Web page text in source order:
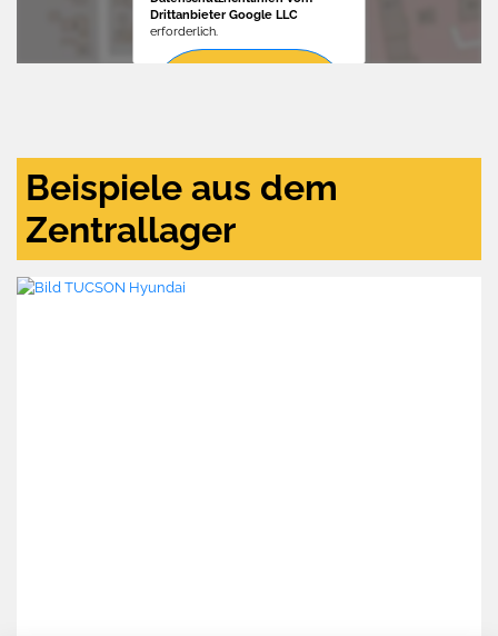
Drittanbieter Google LLC
erforderlich.
Beispiele aus dem
Zentrallager